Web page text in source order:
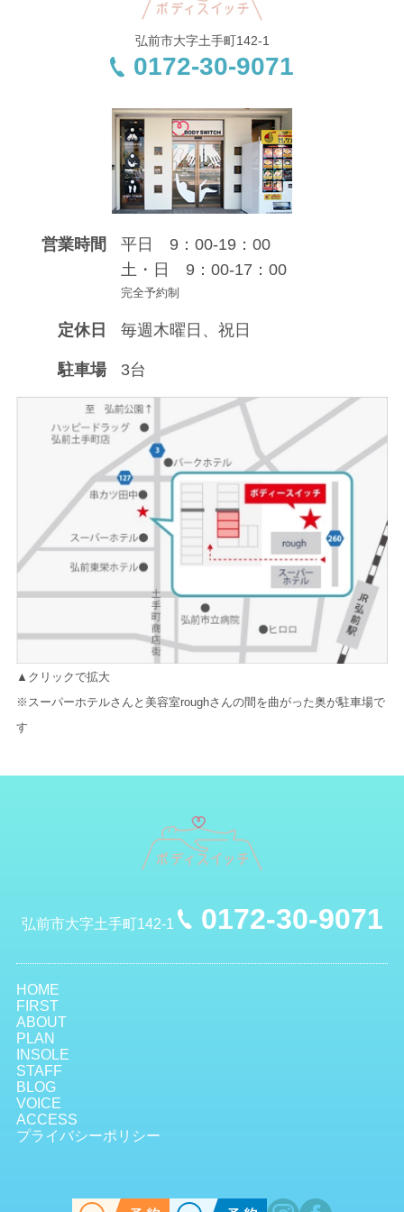
弘前市大字土手町142-1
0172-30-9071
営業時間
平日 9：00-19：00
土・日 9：00-17：00
完全予約制
定休日 毎週木曜日、祝日
駐車場 3台
▲クリックで拡大
※スーパーホテルさんと美容室roughさんの間を曲がった奥が駐車場で
す
HOME
FIRST
ABOUT
PLAN
INSOLE
STAFF
BLOG
VOICE
ACCESS
プライバシーポリシー
弘前市大字土手町142-1 0172-30-9071